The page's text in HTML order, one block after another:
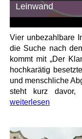
Leinwand
Vier unbezahlbare
die Suche nach
kommt mit „Der
hochkarätig
und menschliche
steht kurz davor,
weiterlesen